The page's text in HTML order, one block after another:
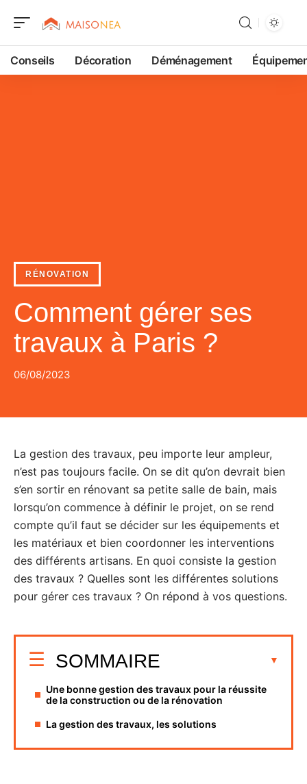
Conseils Décoration Déménagement
RÉNOVATION
Comment gérer ses
travaux à Paris ?
06/08/2023
La gestion des travaux, peu importe leur ampleur,
n’est pas toujours facile. On se dit qu’on devrait bien
s’en sortir en rénovant sa petite salle de bain, mais
lorsqu’on commence à définir le projet, on se rend
compte qu’il faut se décider sur les équipements et
les matériaux et bien coordonner les interventions
des différents artisans. En quoi consiste la gestion
des travaux ? Quelles sont les différentes solutions
pour gérer ces travaux ? On répond à vos questions.
SOMMAIRE
Une bonne gestion des travaux pour la réussite
de la construction ou de la rénovation
La gestion des travaux, les solutions